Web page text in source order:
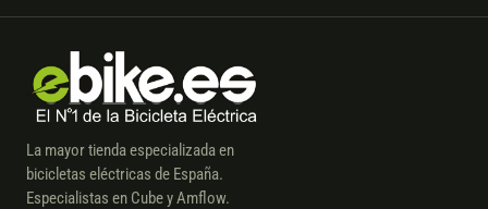
La mayor tienda especializada en
bicicletas eléctricas de España.
Especialistas en Cube y Amflow.